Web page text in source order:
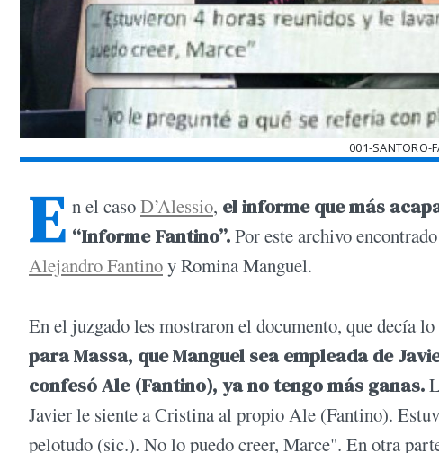
001-SANTORO-
E n el casoD’Alessio, el informe que más
“Informe Fantino”.Por este archivo
Alejandro Fantinoy Romina Manguel.
En el juzgado les mostraron el documento, que decía
para Massa, que Manguel sea empleada de
confesó Ale (Fantino), ya no tengo más ganas.
Javier le siente a Cristina al propio Ale (Fantino).
pelotudo (sic.). No lo puedo creer, Marce". En otra